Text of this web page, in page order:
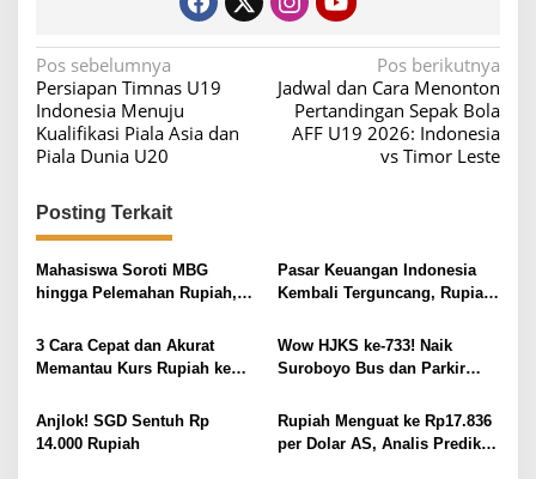
N
a
v
i
g
a
s
i
o
Pos sebelumnya
Persiapan Timnas U19
Indonesia Menuju
Kualifikasi Piala Asia dan
Piala Dunia U20
Pos berikutnya
Jadwal dan Cara Menonton
Pertandingan Sepak Bola
AFF U19 2026: Indonesia
vs Timor Leste
Posting Terkait
Mahasiswa Soroti MBG
hingga Pelemahan Rupiah,
Sampaikan Sejumlah
Tuntutan dalam Aksi di
Pasar Keuangan Indonesia
Kembali Terguncang, Rupiah
5.600
3 Cara Cepat dan Akurat
Memantau Kurs Rupiah ke
Wow HJKS ke-733! Naik
Suroboyo Bus dan Parkir
Anjlok! SGD Sentuh Rp
14.000 Rupiah
Rupiah Menguat ke Rp17.836
per Dolar AS, Analis Prediksi